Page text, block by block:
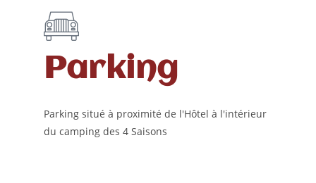
Parking
Parking situé à proximité de l'Hôtel à l'intérieur
du camping des 4 Saisons